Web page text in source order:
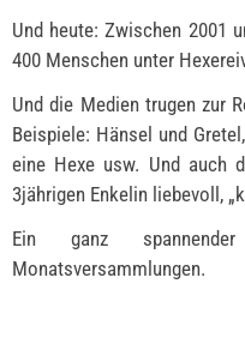
Und heute: Zwischen 2001
400 Menschen unter
Und die Medien trugen zur
Beispiele: Hänsel und
eine Hexe usw. Und auch
3jährigen Enkelin liebevoll,
Ein ganz
Monatsversammlungen.